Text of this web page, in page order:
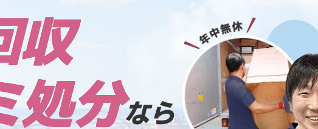
収
処分なら